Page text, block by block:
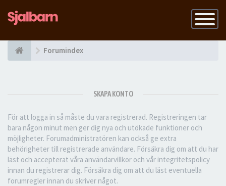
Slå
på
Forumindex
SKAPA KONTO
För att logga in så måste du vara registrerad. Registreringen tar
bara någon minut men ger dig nya och utökade funktioner och
möjligheter. Forumadministratören kan också ge extra
behörigheter till registrerade användare. Försäkra dig om att du har
läst och accepterat våra användarvillkor och vår integritetspolicy
innan du registrerar dig. Försäkra dig om att du läst eventuella
forumregler innan du skriver något.